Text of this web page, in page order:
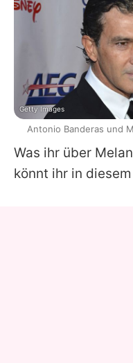
Was ihr über
könnt ihr in
Getty Images
Antonio Banderas und